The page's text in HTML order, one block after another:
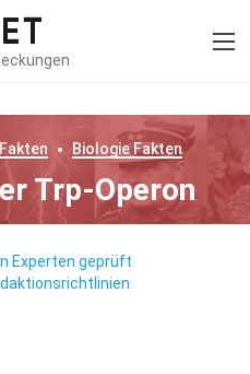
Fakten BiologieFakten
Trp-Operon
Experten geprüft